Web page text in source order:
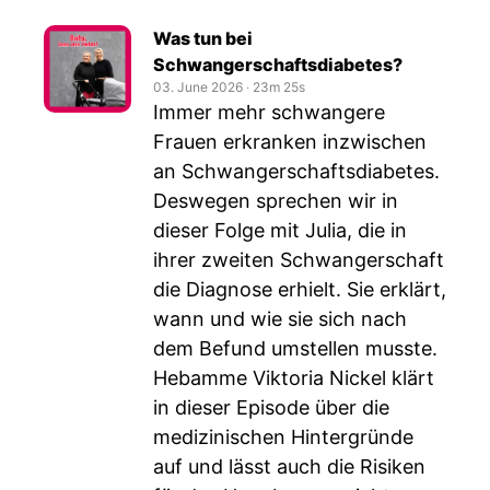
Was tun bei
Schwangerschaftsdiabetes?
03. June 2026 ‧ 23m 25s
Immer mehr schwangere
Frauen erkranken inzwischen
an Schwangerschaftsdiabetes.
Deswegen sprechen wir in
dieser Folge mit Julia, die in
ihrer zweiten Schwangerschaft
die Diagnose erhielt. Sie erklärt,
wann und wie sie sich nach
dem Befund umstellen musste.
Hebamme Viktoria Nickel klärt
in dieser Episode über die
medizinischen Hintergründe
auf und lässt auch die Risiken